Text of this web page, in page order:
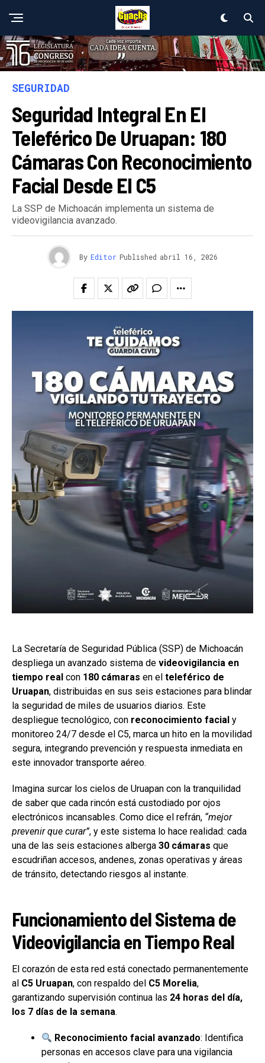
SEGURIDAD
Seguridad Integral En El
Teleférico De Uruapan: 180
Cámaras Con Reconocimiento
Facial Desde El C5
La SSP de Michoacán implementa un sistema de
videovigilancia avanzado.
By Editor Published abril 16, 2026
La Secretaría de Seguridad Pública (SSP) de Michoacán
despliega un avanzado sistema de videovigilancia en
tiempo real con 180 cámaras en el teleférico de
Uruapan, distribuidas en sus seis estaciones para blindar
la seguridad de miles de usuarios diarios. Este
despliegue tecnológico, con reconocimiento facial y
monitoreo 24/7 desde el C5, marca un hito en la movilidad
segura, integrando prevención y respuesta inmediata en
este innovador transporte aéreo.
Imagina surcar los cielos de Uruapan con la tranquilidad
de saber que cada rincón está custodiado por ojos
electrónicos incansables. Como dice el refrán, “mejor
prevenir que curar”, y este sistema lo hace realidad: cada
una de las seis estaciones alberga 30 cámaras que
escudriñan accesos, andenes, zonas operativas y áreas
de tránsito, detectando riesgos al instante.
Funcionamiento del Sistema de
Videovigilancia en Tiempo Real
El corazón de esta red está conectado permanentemente
al C5 Uruapan, con respaldo del C5 Morelia,
garantizando supervisión continua las 24 horas del día,
los 7 días de la semana.
Reconocimiento facial avanzado: Identifica
personas en accesos clave para una vigilancia